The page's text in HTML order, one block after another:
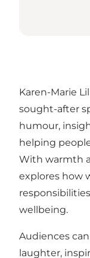
Karen-Marie
sought-after
humour,
helping
With warmth
explores how
wellbeing.
Audiences
laughter,